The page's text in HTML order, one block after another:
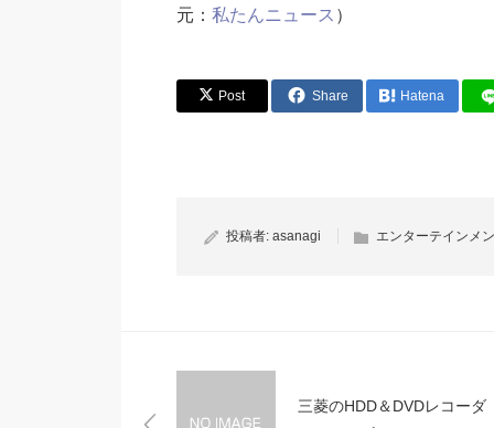
元： 私たんニュース ）
Post Share Hatena
投稿者: asanagi エンターテインメ
三菱のHDD＆DVDレコーダ